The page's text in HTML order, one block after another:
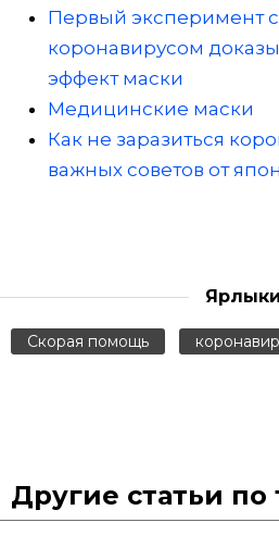
Первый эксперимент
коронавирусом
эффект маски
Медицинские маски
Как не заразиться
важных советов от
Ярлыки
Скорая помощь
Другие статьи по